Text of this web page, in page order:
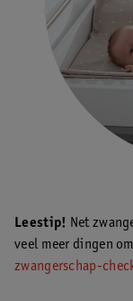
Leestip! Net
veel meer dingen
zwangerschap-